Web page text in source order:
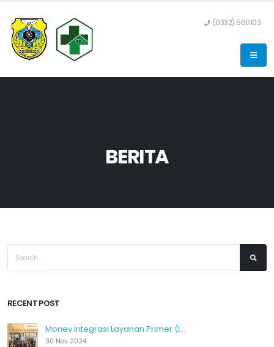
(0332) 560103
BERITA
RECENT POST
Monev Integrasi Layanan Primer (I...
30 Nov 2024